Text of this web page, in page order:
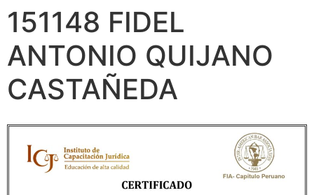
151148 FIDEL
ANTONIO QUIJANO
CASTAÑEDA